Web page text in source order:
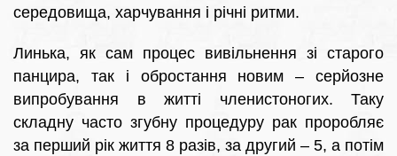
середовища, харчування і річні ритми.
Линька, як сам процес вивільнення зі старого
панцира, так і обростання новим – серйозне
випробування в житті членистоногих. Таку
складну часто згубну процедуру рак проробляє
за перший рік життя 8 разів, за другий – 5, а потім